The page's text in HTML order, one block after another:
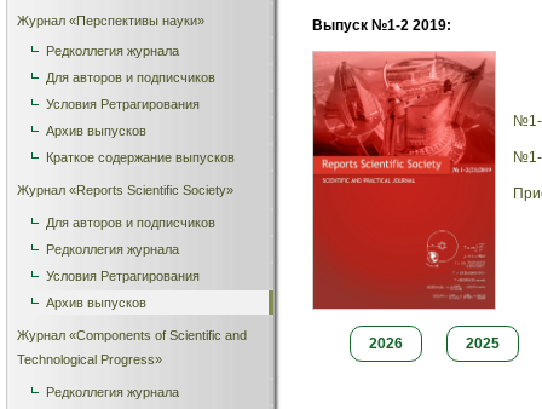
Журнал «Перспективы науки»
Редколлегия журнала
Для авторов и подписчиков
Условия Ретрагирования
Архив выпусков
Краткое содержание выпусков
Журнал «Reports Scientific Society»
Для авторов и подписчиков
Редколлегия журнала
Условия Ретрагирования
Архив выпусков
Журнал «Сomponents of Scientific and
Technological Progress»
Редколлегия журнала
Выпуск №1-2 2019:
№1-
№1-
2026 2025